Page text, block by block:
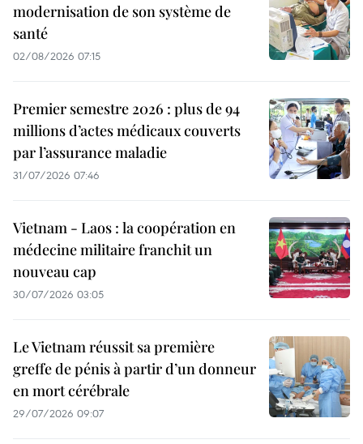
modernisation de son système de
santé
02/08/2026 07:15
Premier semestre 2026 : plus de 94
millions d’actes médicaux couverts
par l’assurance maladie
31/07/2026 07:46
Vietnam - Laos : la coopération en
médecine militaire franchit un
nouveau cap
30/07/2026 03:05
Le Vietnam réussit sa première
greffe de pénis à partir d’un donneur
en mort cérébrale
29/07/2026 09:07